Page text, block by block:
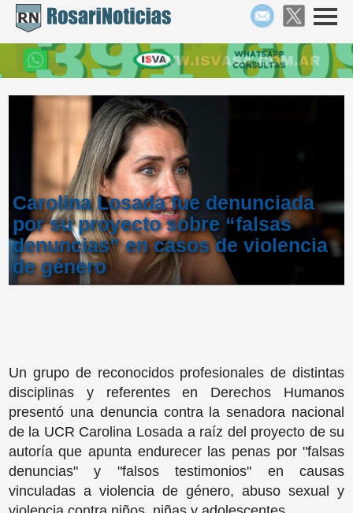
Carolina Losada fue denunciada
por su proyecto sobre “falsas
denuncias” en casos de violencia
de género
Un grupo de reconocidos profesionales de distintas
disciplinas y referentes en Derechos Humanos
presentó una denuncia contra la senadora nacional
de la UCR Carolina Losada a raíz del proyecto de su
autoría que apunta endurecer las penas por "falsas
denuncias" y "falsos testimonios" en causas
vinculadas a violencia de género, abuso sexual y